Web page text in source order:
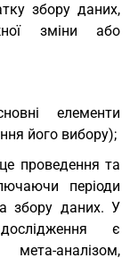
збору даних,
зміни або
елементи
його вибору);
проведення та
періоди
збору даних. У
є
аналізом,